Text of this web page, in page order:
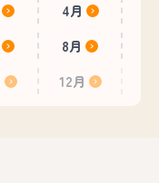
4月
8月
12月